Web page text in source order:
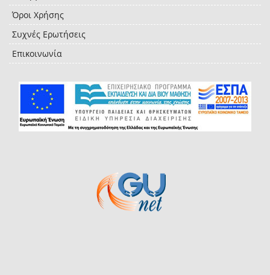
Όροι Χρήσης
Συχνές Ερωτήσεις
Επικοινωνία